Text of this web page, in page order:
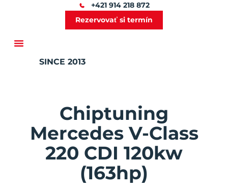
+421 914 218 872
Rezervovať si termín
SINCE 2013
Chiptuning
Mercedes V-Class
220 CDI 120kw
(163hp)